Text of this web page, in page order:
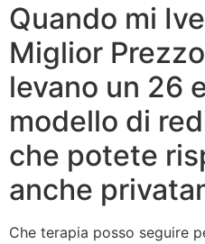
Quando mi
Miglior
levano un 26
modello di
che potete
anche
Che terapia posso seguire